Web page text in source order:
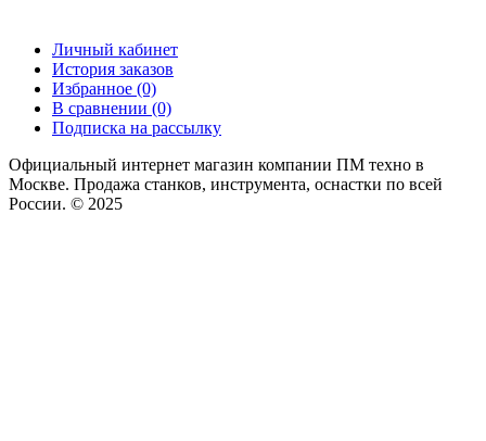
Личный кабинет
История заказов
Избранное (0)
В сравнении (0)
Подписка на рассылку
Официальный интернет магазин компании ПМ техно в
Москве. Продажа станков, инструмента, оснастки по всей
России. © 2025